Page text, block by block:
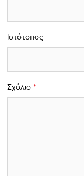
Σχόλιο *
Ιστότοπος